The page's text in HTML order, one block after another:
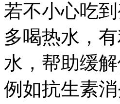
若不小心吃
多喝热水，
水，帮助缓
例如抗生素